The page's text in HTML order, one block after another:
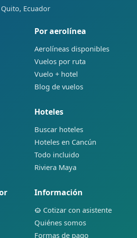
Ecuador
Por aerolínea
Aerolíneas disponibles
Vuelos por ruta
Vuelo + hotel
Blog de vuelos
Hoteles
Buscar hoteles
Hoteles en Cancún
Todo incluido
Riviera Maya
Información
Cotizar con asistente
Quiénes somos
Formas de pago